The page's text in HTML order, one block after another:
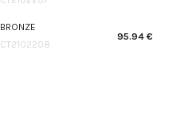
BRONZE
CT2102208
95.94 €